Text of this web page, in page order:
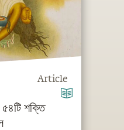
Article
৫৪টি শক্তি